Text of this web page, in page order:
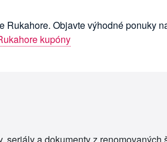
Rukahore. Objavte výhodné ponuky
kupóny